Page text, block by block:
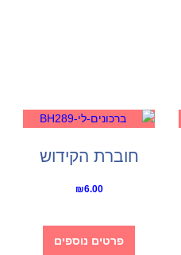
חוברת הקידוש
₪6.00
פרטים נוספים